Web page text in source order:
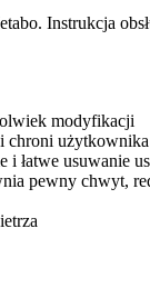
Instrukcja
modyfikacji
i chroni użytkownika
i łatwe usuwanie
pewny chwyt,